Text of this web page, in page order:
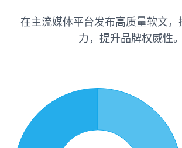
在主流媒体平台发布高质量软文，
力，提升品牌权威性。